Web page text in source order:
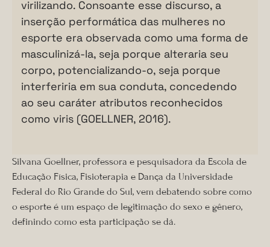
virilizando. Consoante esse discurso, a
inserção performática das mulheres no
esporte era observada como uma forma de
masculinizá-la, seja porque alteraria seu
corpo, potencializando-o, seja porque
interferiria em sua conduta, concedendo
ao seu caráter atributos reconhecidos
como viris (GOELLNER, 2016).
Silvana Goellner, professora e pesquisadora da Escola de
Educação Física, Fisioterapia e Dança da Universidade
Federal do Rio Grande do Sul, vem debatendo sobre como
o esporte é um espaço de legitimação do sexo e gênero,
definindo como esta participação se dá.